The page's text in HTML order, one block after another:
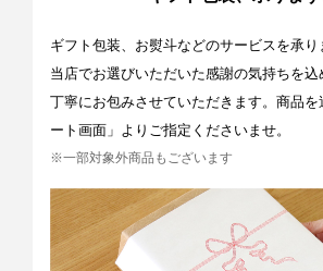
ギフト包装、お熨斗などのサービスを承
当店でお選びいただいた感謝の気持ちを
丁寧にお包みさせていただきます。商品を
ート画面」よりご指定くださいませ。
※一部対象外商品もございます